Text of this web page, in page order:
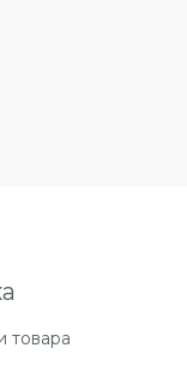
товара